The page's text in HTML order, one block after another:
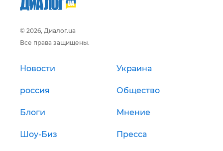
© 2026, Диалог.ua
Все права защищены.
Новости Украина
россия Общество
Блоги Мнение
Шоу-Биз Пресса